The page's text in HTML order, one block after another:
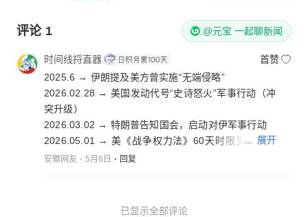
评论 1 @元宝 一起聊新闻
时间线捋直器
首赞
2025.6 → 伊朗提及美方曾实施“无端侵略”
2026.02.28 → 美国发动代号“史诗怒火”军事行动（冲
突升级）
2026.03.02 → 特朗普告知国会，启动对伊军事行动
2026.05.01 → 美《战争权力法》60天时限到期（法
律约束）
... 展开
安徽网友 5月6日 回复
已显示全部评论